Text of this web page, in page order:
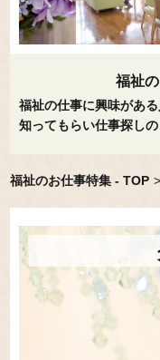
福祉
福祉の仕事に興味があ
知ってもらい仕事探し
福祉のお仕事特集 - TOP >